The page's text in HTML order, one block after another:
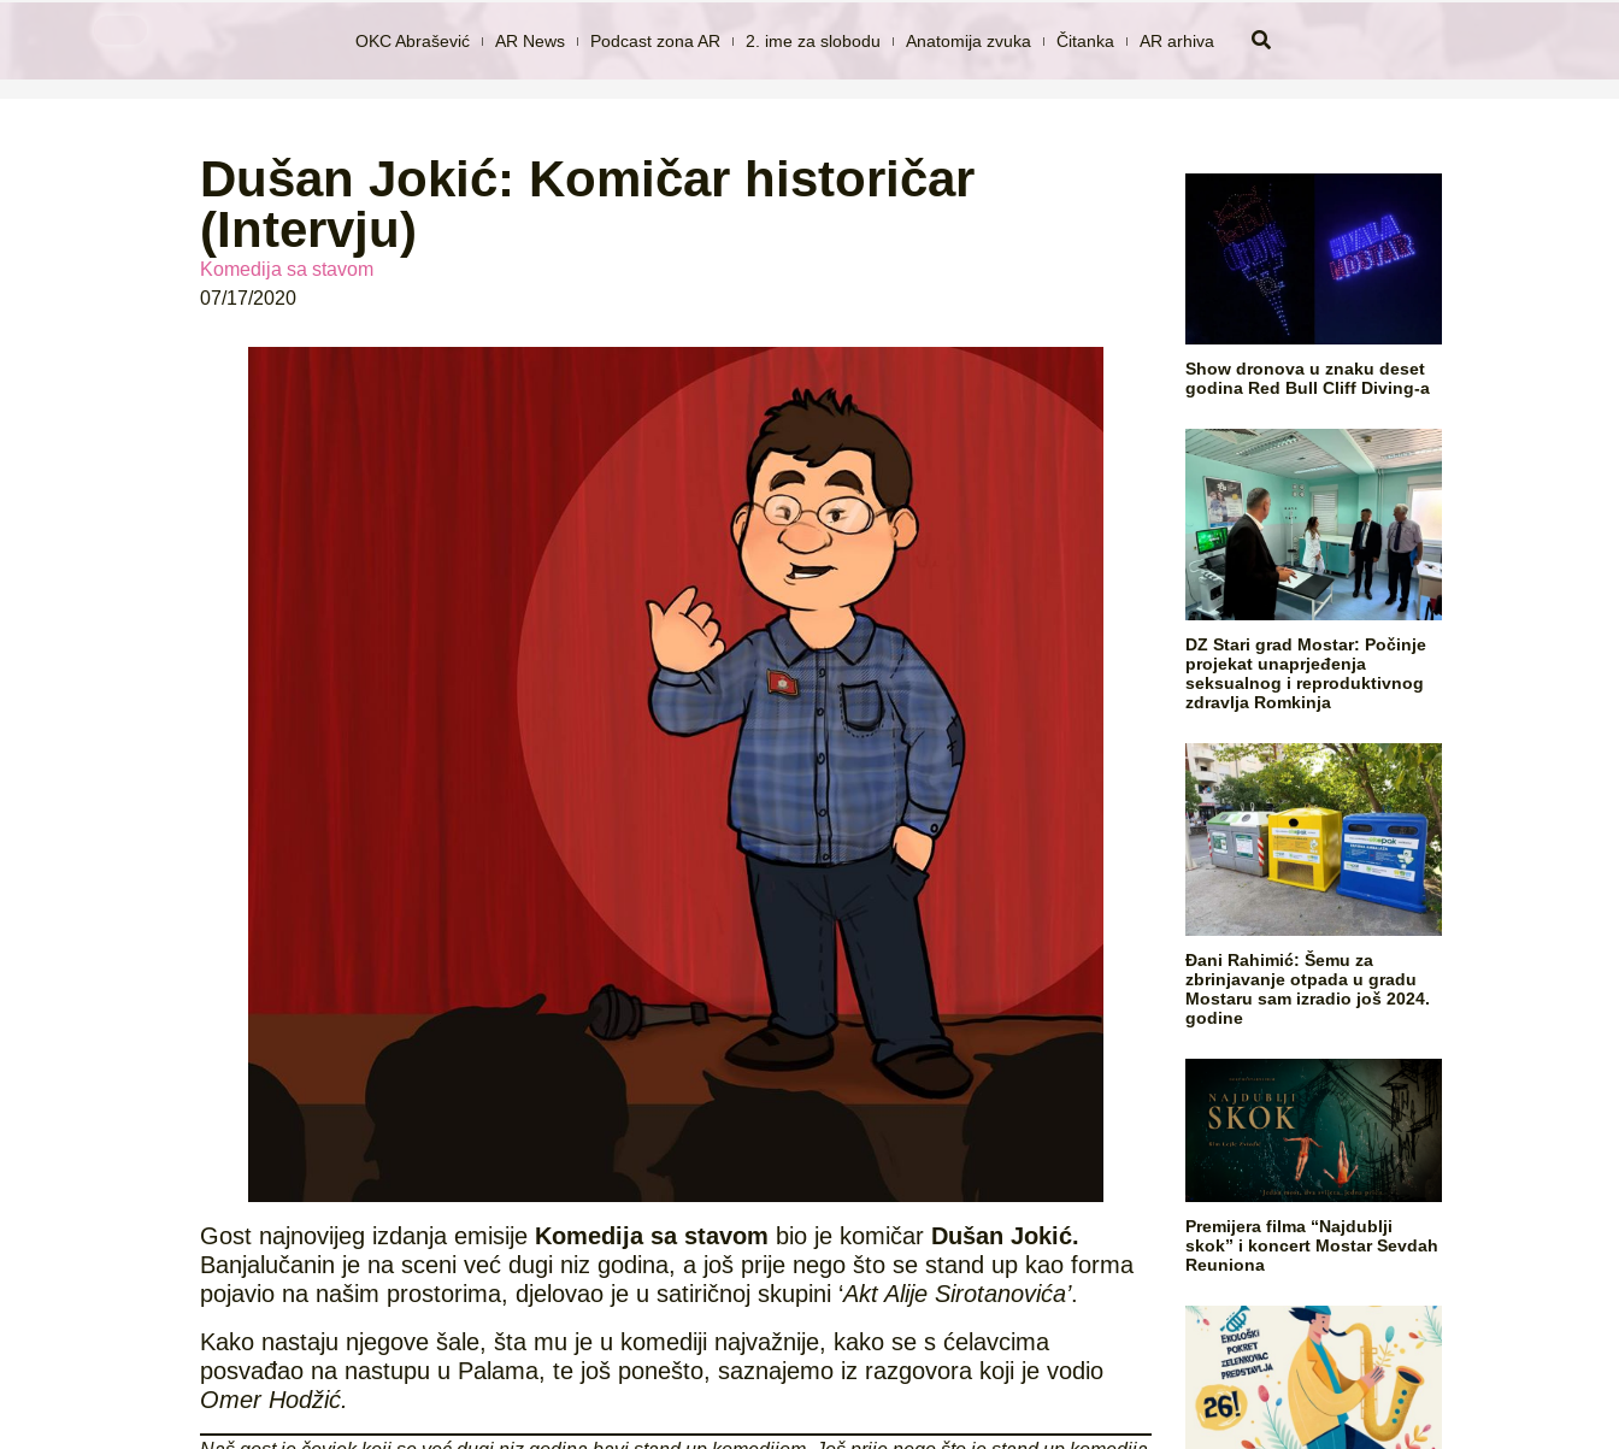
OKC Abrašević AR News Podcast zona AR 2. ime za slobodu Anatomija zvuka Čitanka AR arhiva
Dušan Jokić: Komičar historičar
(Intervju)
Komedija sa stavom
07/17/2020
Gost najnovijeg izdanja emisije Komedija sa stavom bio je komičar Dušan Jokić.
Banjalučanin je na sceni već dugi niz godina, a još prije nego što se stand up kao forma
pojavio na našim prostorima, djelovao je u satiričnoj skupini ‘Akt Alije Sirotanovića’.
Kako nastaju njegove šale, šta mu je u komediji najvažnije, kako se s ćelavcima
posvađao na nastupu u Palama, te još ponešto, saznajemo iz razgovora koji je vodio
Omer Hodžić.
Show dronova u znaku deset
godina Red Bull Cliff Diving-a
DZ Stari grad Mostar: Počinje
projekat unaprjeđenja
seksualnog i reproduktivnog
zdravlja Romkinja
Đani Rahimić: Šemu za
zbrinjavanje otpada u gradu
Mostaru sam izradio još 2024.
godine
Premijera filma “Najdublji
skok” i koncert Mostar Sevdah
Reuniona